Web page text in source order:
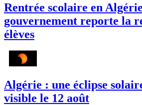
Rentrée scolaire en
gouvernement reporte la
élèves
Algérie : une éclipse
visible le 12 août